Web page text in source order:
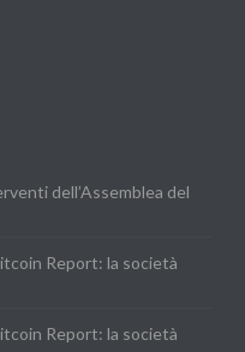
dell’Assemblea del
Report: la società
Report: la società